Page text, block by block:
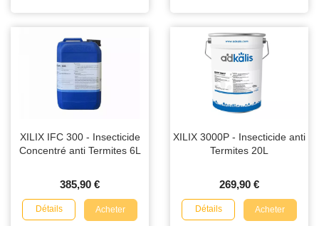
XILIX IFC 300 - Insecticide
Concentré anti Termites 6L
385,90 €
Détails Acheter
XILIX 3000P - Insecticide anti
Termites 20L
269,90 €
Détails Acheter